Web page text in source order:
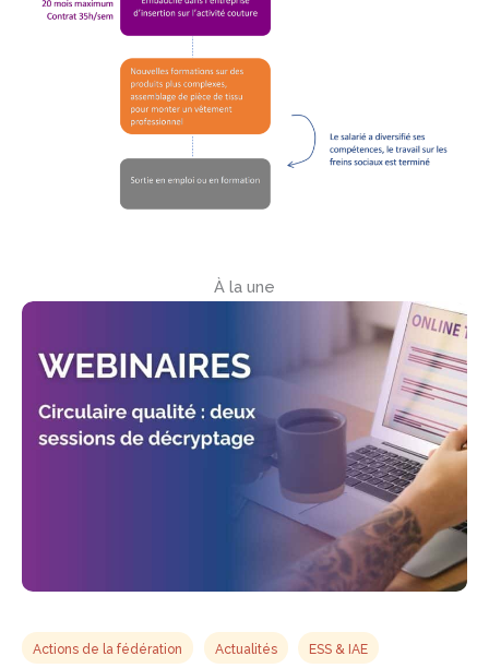
À la une
Actions de la fédération Actualités ESS & IAE